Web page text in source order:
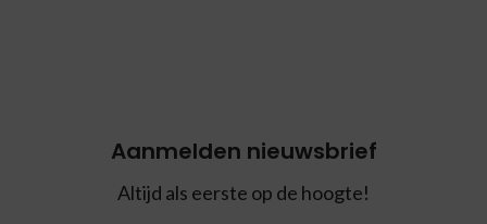
Aanmelden nieuwsbrief
Altijd als eerste op de hoogte!